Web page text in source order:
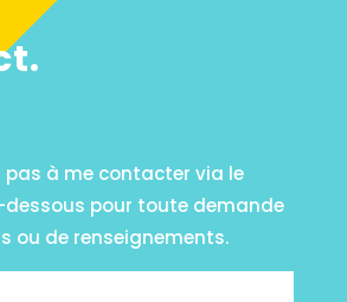
pas à me contacter via le
pour toute demande
ou de renseignements.